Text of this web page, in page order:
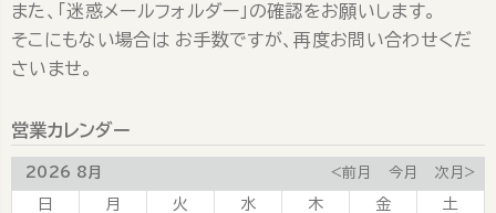
また、「迷惑メールフォルダー」の確認をお願いします。
そこにもない場合は お手数ですが、再度お問い合わせくだ
さいませ。
営業カレンダー
2026 8月 <前月 今月 次月>
日 月 火 水 木 金
土